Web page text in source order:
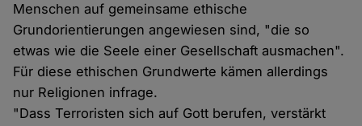
Menschen auf gemeinsame ethische
Grundorientierungen angewiesen sind, "die so
etwas wie die Seele einer Gesellschaft ausmachen".
Für diese ethischen Grundwerte kämen allerdings
nur Religionen infrage.
"Dass Terroristen sich auf Gott berufen, verstärkt